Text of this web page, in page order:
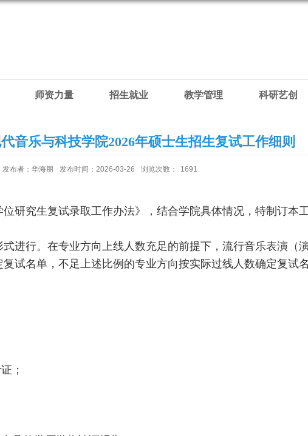
师资力量 招生就业 教学管理 科研艺创
音乐与科技学院2026年硕士生招生复试工作细则
发布者：华海朋 发布时间：2026-03-26 浏览次数： 1691
研究生复试录取工作办法》，结合学院具体情况，特制订本工
进行。在专业方向上线人数充足的前提下，流行音乐表演（
试名单，不足上述比例的专业方向按实际过线人数确定复试
；